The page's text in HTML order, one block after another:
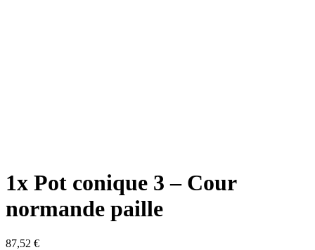
1x Pot conique 3 – Cour
normande paille
87,52 €